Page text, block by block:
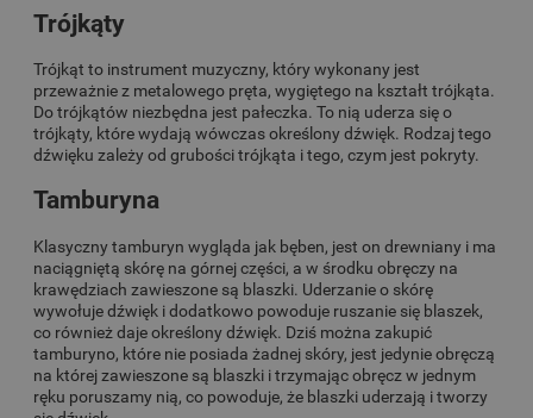
Trójkąty
Trójkąt to instrument muzyczny, który wykonany jest
przeważnie z metalowego pręta, wygiętego na kształt trójkąta.
Do trójkątów niezbędna jest pałeczka. To nią uderza się o
trójkąty, które wydają wówczas określony dźwięk. Rodzaj tego
dźwięku zależy od grubości trójkąta i tego, czym jest pokryty.
Tamburyna
Klasyczny tamburyn wygląda jak bęben, jest on drewniany i ma
naciągniętą skórę na górnej części, a w środku obręczy na
krawędziach zawieszone są blaszki. Uderzanie o skórę
wywołuje dźwięk i dodatkowo powoduje ruszanie się blaszek,
co również daje określony dźwięk. Dziś można zakupić
tamburyno, które nie posiada żadnej skóry, jest jedynie obręczą
na której zawieszone są blaszki i trzymając obręcz w jednym
ręku poruszamy nią, co powoduje, że blaszki uderzają i tworzy